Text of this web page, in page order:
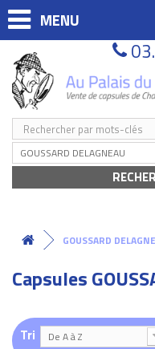
MENU
GOUSSARD DELAGNEAU
GOUSSARD
Capsules
Tri De A à Z